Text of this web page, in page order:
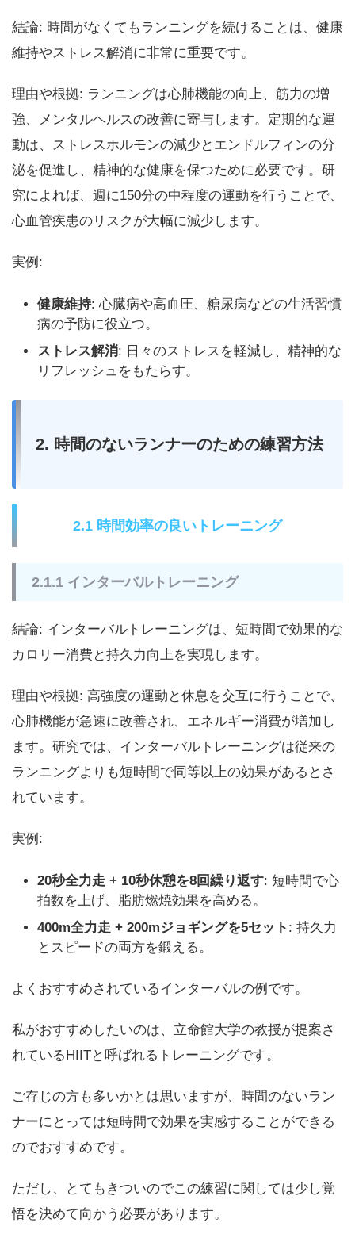
結論: 時間がなくてもランニングを続けることは、健康
維持やストレス解消に非常に重要です。
理由や根拠: ランニングは心肺機能の向上、筋力の増
強、メンタルヘルスの改善に寄与します。定期的な運
動は、ストレスホルモンの減少とエンドルフィンの分
泌を促進し、精神的な健康を保つために必要です。研
究によれば、週に150分の中程度の運動を行うことで、
心血管疾患のリスクが大幅に減少します。
実例:
健康維持: 心臓病や高血圧、糖尿病などの生活習慣
病の予防に役立つ。
ストレス解消: 日々のストレスを軽減し、精神的な
リフレッシュをもたらす。
2. 時間のないランナーのための練習方法
2.1 時間効率の良いトレーニング
2.1.1 インターバルトレーニング
結論: インターバルトレーニングは、短時間で効果的な
カロリー消費と持久力向上を実現します。
理由や根拠: 高強度の運動と休息を交互に行うことで、
心肺機能が急速に改善され、エネルギー消費が増加し
ます。研究では、インターバルトレーニングは従来の
ランニングよりも短時間で同等以上の効果があるとさ
れています。
実例:
20秒全力走 + 10秒休憩を8回繰り返す: 短時間で心
拍数を上げ、脂肪燃焼効果を高める。
400m全力走 + 200mジョギングを5セット : 持久力
とスピードの両方を鍛える。
よくおすすめされているインターバルの例です。
私がおすすめしたいのは、立命館大学の教授が提案さ
れているHIITと呼ばれるトレーニングです。
ご存じの方も多いかとは思いますが、時間のないラン
ナーにとっては短時間で効果を実感することができる
のでおすすめです。
ただし、とてもきついのでこの練習に関しては少し覚
悟を決めて向かう必要があります。